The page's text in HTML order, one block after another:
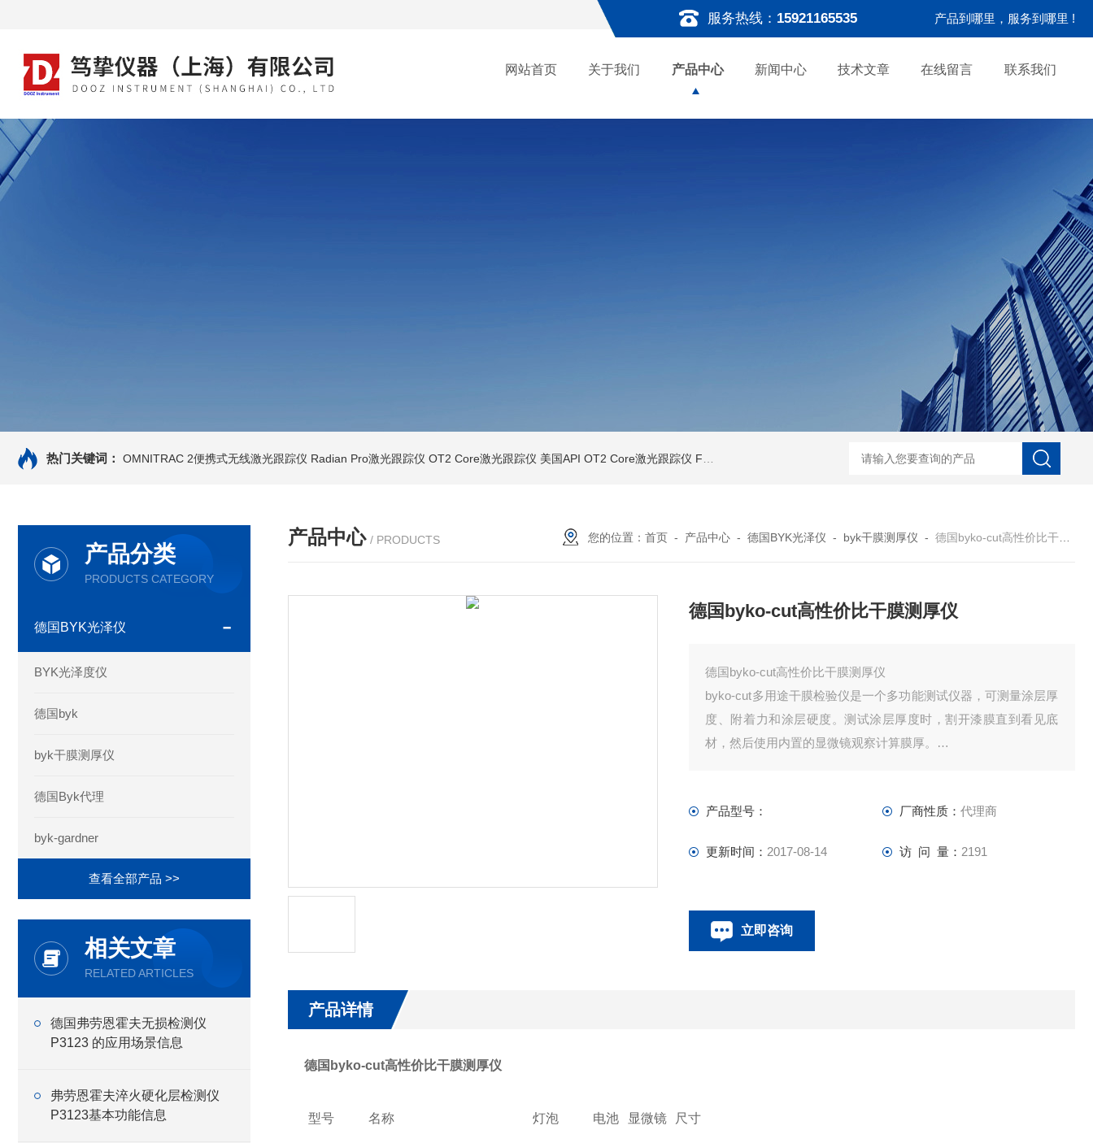
服务热线： 15921165535 产品到哪里，服务到哪里 !
网站首页 关于我们 产品中心 新闻中心 技术文章 在线留言 联系我们
热门关键词： OMNITRAC 2便携式无线激光跟踪仪 Radian Pro激光跟踪仪 OT2 Core激光跟踪仪 美国API OT2 Core激光跟踪仪 Feritscope DMP30德国菲希尔铁素体测量仪DMP30新款 菲希尔新款涂层测厚
产品分类
PRODUCTS CATEGORY
德国BYK光泽仪
BYK光泽度仪
德国byk
byk干膜测厚仪
德国Byk代理
byk-gardner
查看全部产品 >>
相关文章
RELATED ARTICLES
德国弗劳恩霍夫无损检测仪
P3123 的应用场景信息
弗劳恩霍夫淬火硬化层检测仪
P3123基本功能信息
产品中心 / PRODUCTS 您的位置：首页 - 产品中心 -德国BYK光泽仪 - byk干膜测厚仪 -德国byko-cut高性价比干膜测厚仪
德国byko-cut高性价比干膜测厚仪
德国byko-cut高性价比干膜测厚仪
byko-cut多用途干膜检验仪是一个多功能测试仪器，可测量涂层厚
度、附着力和涂层硬度。测试涂层厚度时，割开漆膜直到看见底
材，然后使用内置的显微镜观察计算膜厚。
内置的显微镜也可用于评估涂料缺陷
产品型号： 厂商性质： 代理商
更新时间： 2017-08-14 访 问 量： 2191
立即咨询
产品详情
德国byko-cut高性价比干膜测厚仪
型号 名称 灯泡 电池 显微镜 尺寸